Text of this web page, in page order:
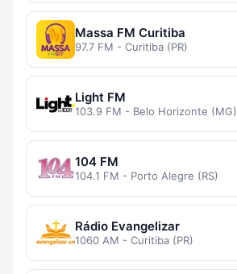
Massa FM Curitiba
97.7 FM - Curitiba (PR)
Light FM
103.9 FM - Belo Horizonte (MG)
104 FM
104.1 FM - Porto Alegre (RS)
Rádio Evangelizar
1060 AM - Curitiba (PR)